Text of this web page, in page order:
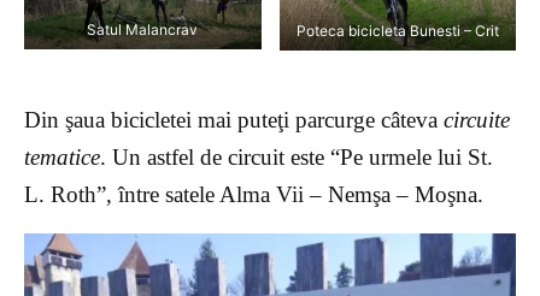
Satul Malancrav Poteca bicicleta Bunesti – Crit
Din şaua bicicletei mai puteţi parcurge câteva circuite
tematice. Un astfel de circuit este “Pe urmele lui St.
L. Roth”, între satele Alma Vii – Nemşa – Moşna.